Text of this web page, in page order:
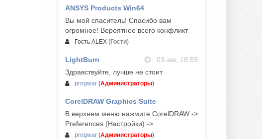
ANSYS Products Win64
Вы мой спаситель! Спасибо вам
огромное! Вероятнее всего конфликт
Гость ALEX (Гости)
LightBurn
03-авг, 18:59
Здравствуйте, лучше не стоит
progwar (Администраторы)
CorelDRAW Graphics Suite
03-авг, 18:58
В верхнем меню нажмите CorelDRAW ->
Preferences (Настройки) ->
progwar (Администраторы)